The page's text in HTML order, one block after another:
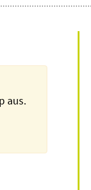
aus.